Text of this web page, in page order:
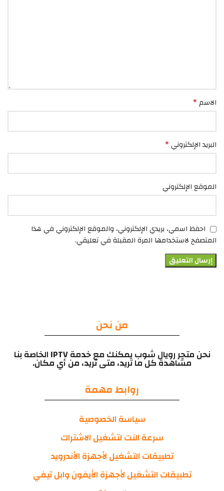
الاسم*
البريد الإلكتروني*
الموقع الإلكتروني
احفظ اسمي، بريدي الإلكتروني، والموقع الإلكتروني في هذا
المتصفح لاستخدامها المرة المقبلة في تعليقي.
من نحن
نحن متجر رويال شوب يمكنك مع خدمة IPTV الخاصة بنا
مشاهدة كل ما تريد، متى تريد، من أي مكان.
روابط مهمة
سياسة الخصوصية
سرعة النت لتشغيل الاشتراك
تطبيقات التشغيل لأجهزة الأندرويد
تطبيقات التشغيل لأجهزة الأيفون وابل تيفي